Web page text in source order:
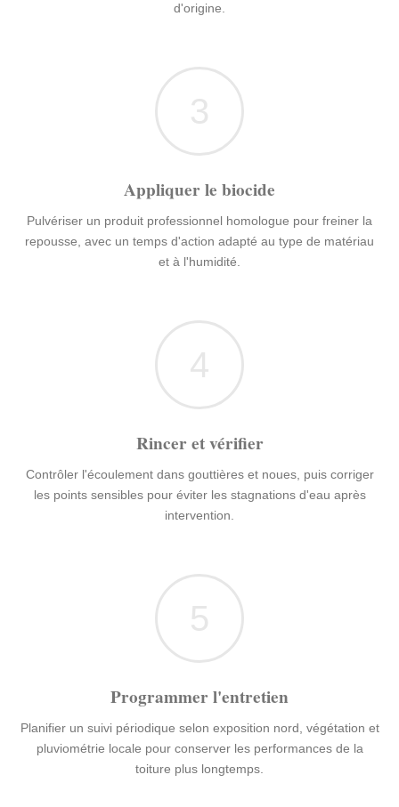
d'origine.
3
Appliquer le biocide
Pulvériser un produit professionnel homologue pour freiner la
repousse, avec un temps d'action adapté au type de matériau
et à l'humidité.
4
Rincer et vérifier
Contrôler l'écoulement dans gouttières et noues, puis corriger
les points sensibles pour éviter les stagnations d'eau après
intervention.
5
Programmer l'entretien
Planifier un suivi périodique selon exposition nord, végétation et
pluviométrie locale pour conserver les performances de la
toiture plus longtemps.